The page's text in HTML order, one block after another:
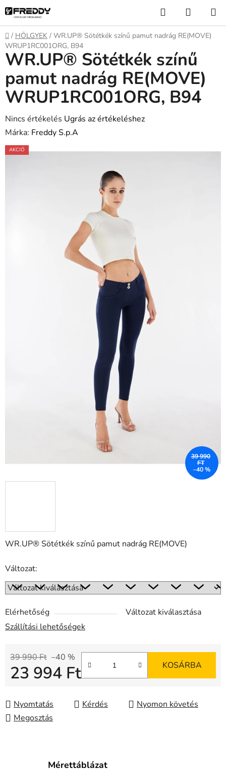
Ugrás
fő
tartalomhoz
KeresésKOSÁR
Kezdőlap
/ HÖLGYEK / WR.UP® Sötétkék színű pamut nadrág RE(MOVE)
WRUP1RC001ORG, B94
WR.UP® Sötétkék színű pamut nadrág RE(MOVE)
Változat:
Elérhetőség
Változat kiválasztása
Szállítási lehetőségek
39 990 Ft –40 %
23 994 Ft KOSÁRBA
Nyomtatás Kérdés
Nyomon követés
Megosztás
WR.UP® Sötétkék színű
pamut nadrág RE(MOVE)
WRUP1RC001ORG, B94
A
termék
átlagos
Nincs értékelés Ugrás az értékeléshez
Márka: Freddy S.p.A
AKCIÓ
39 990
FT
–40 %
Mérettáblázat